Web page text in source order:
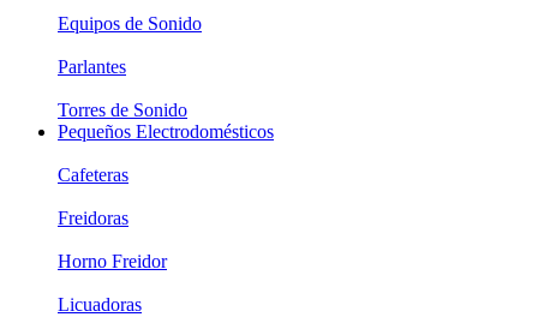
Equipos de Sonido
Parlantes
Torres de Sonido
Pequeños Electrodomésticos
Cafeteras
Freidoras
Horno Freidor
Licuadoras